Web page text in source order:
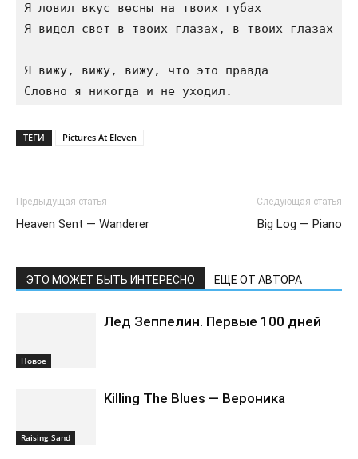
Я ловил вкус весны на твоих губах
Я видел свет в твоих глазах, в твоих глазах
Я вижу, вижу, вижу, что это правда
ТЕГИ Pictures At Eleven
Предыдущая статья
Heaven Sent — Wanderer
Следующая статья
Big Log — Piano
ЭТО МОЖЕТ БЫТЬ ИНТЕРЕСНО ЕЩЕ ОТ АВТОРА
Новоe
Лед Зеппелин. Первые 100 дней
Raising Sand
Killing The Blues — Вероника